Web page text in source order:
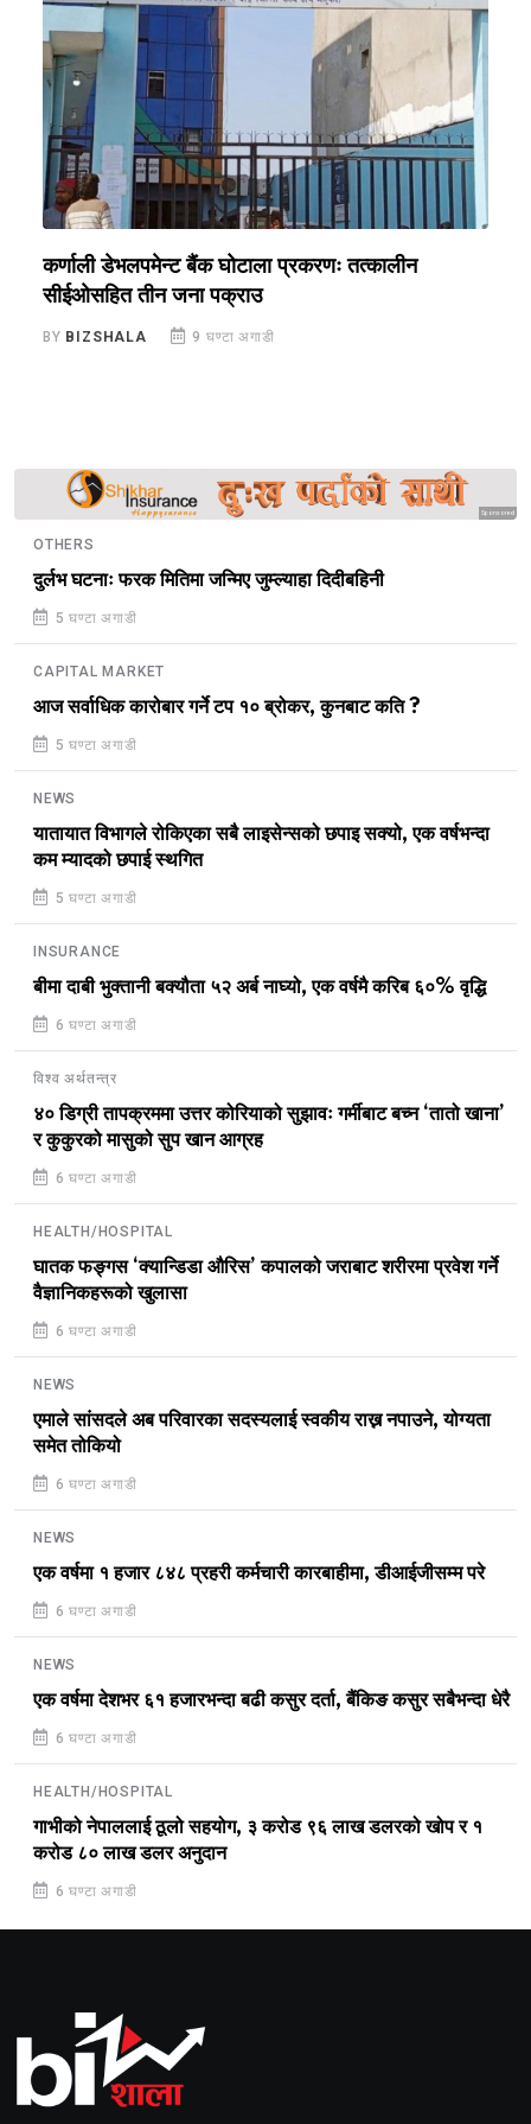
कर्णाली डेभलपमेन्ट बैंक घोटाला प्रकरणः तत्कालीन
सीईओसहित तीन जना पक्राउ
BY BIZSHALA 9 घण्टा अगाडी
Sponsored
OTHERS
दुर्लभ घटनाः फरक मितिमा जन्मिए जुम्ल्याहा दिदीबहिनी
5 घण्टा अगाडी
CAPITAL MARKET
आज सर्वाधिक कारोबार गर्ने टप १० ब्रोकर, कुनबाट कति ?
5 घण्टा अगाडी
NEWS
यातायात विभागले रोकिएका सबै लाइसेन्सको छपाइ सक्यो, एक वर्षभन्दा
कम म्यादको छपाई स्थगित
5 घण्टा अगाडी
INSURANCE
बीमा दाबी भुक्तानी बक्यौता ५२ अर्ब नाघ्यो, एक वर्षमै करिब ६०% वृद्धि
6 घण्टा अगाडी
विश्व अर्थतन्त्र
४० डिग्री तापक्रममा उत्तर कोरियाको सुझावः गर्मीबाट बच्न ‘तातो खाना’
र कुकुरको मासुको सुप खान आग्रह
6 घण्टा अगाडी
HEALTH/HOSPITAL
घातक फङ्गस ‘क्यान्डिडा औरिस’ कपालको जराबाट शरीरमा प्रवेश गर्ने
वैज्ञानिकहरूको खुलासा
6 घण्टा अगाडी
NEWS
एमाले सांसदले अब परिवारका सदस्यलाई स्वकीय राख्न नपाउने, योग्यता
समेत तोकियो
6 घण्टा अगाडी
NEWS
एक वर्षमा १ हजार ८४८ प्रहरी कर्मचारी कारबाहीमा, डीआईजीसम्म परे
6 घण्टा अगाडी
NEWS
एक वर्षमा देशभर ६१ हजारभन्दा बढी कसुर दर्ता, बैंकिङ कसुर सबैभन्दा धेरै
6 घण्टा अगाडी
HEALTH/HOSPITAL
गाभीको नेपाललाई ठूलो सहयोग, ३ करोड ९६ लाख डलरको खोप र १
करोड ८० लाख डलर अनुदान
6 घण्टा अगाडी